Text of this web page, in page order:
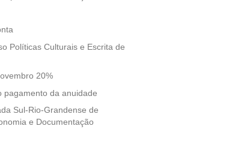
Políticas Culturais e Escrita de
20%
pagamento da anuidade
Sul-Rio-Grandense de
e Documentação